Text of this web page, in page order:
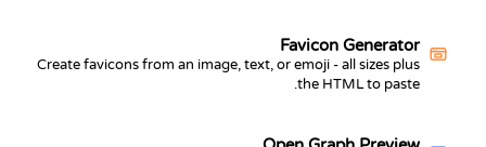
Favicon Generator
Create favicons from an image, text, or emoji - all sizes plus
the HTML to paste.